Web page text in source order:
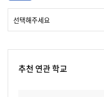
추천 연관 학교